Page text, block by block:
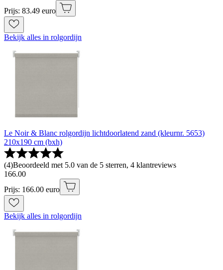
Prijs: 83.49 euro
Bekijk alles in rolgordijn
Le Noir & Blanc rolgordijn lichtdoorlatend zand (kleurnr. 5653)
210x190 cm (bxh)
(4)Beoordeeld met 5.0 van de 5 sterren, 4 klantreviews
166.00
Prijs: 166.00 euro
Bekijk alles in rolgordijn